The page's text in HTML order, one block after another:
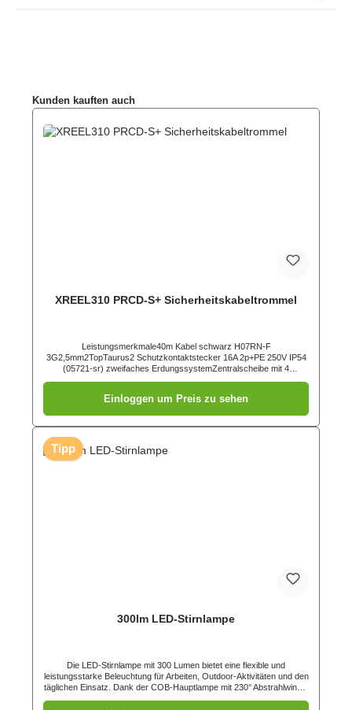
Produktgalerie überspringen
Kunden kauften auch
XREEL310 PRCD-S+ Sicherheitskabeltrommel
Leistungsmerkmale40m Kabel schwarz H07RN-F
3G2,5mm2TopTaurus2 Schutzkontaktstecker 16A 2p+PE 250V IP54
(05721-sr) zweifaches ErdungssystemZentralscheibe mit 4
mit zentral angeordneter, innenliegender
Einloggen um Preis zu sehen
Tipp
300lm LED-Stirnlampe
Die LED-Stirnlampe mit 300 Lumen bietet eine flexible und
leistungsstarke Beleuchtung für Arbeiten, Outdoor-Aktivitäten und den
täglichen Einsatz. Dank der COB-Hauptlampe mit 230° Abstrahlwinkel